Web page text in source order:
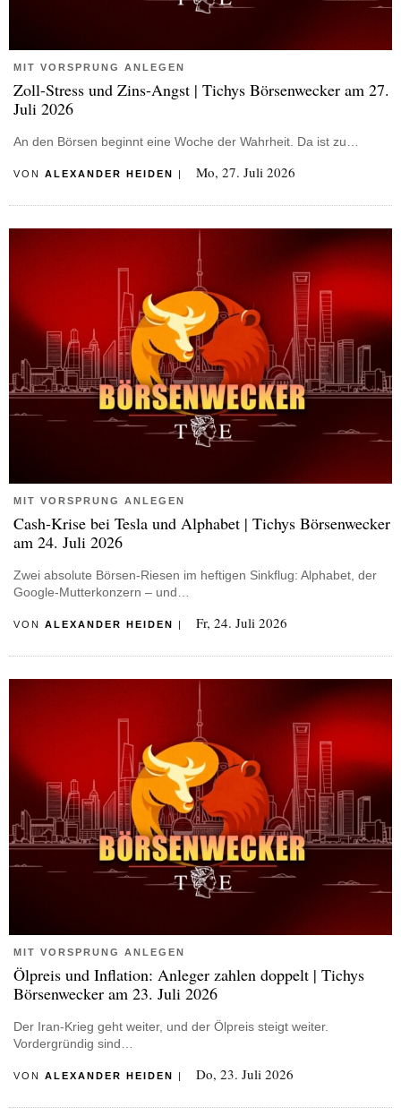
MIT VORSPRUNG ANLEGEN
Zoll-Stress und Zins-Angst | Tichys Börsenwecker am 27.
Juli 2026
An den Börsen beginnt eine Woche der Wahrheit. Da ist zu…
VON ALEXANDER HEIDEN Mo, 27. Juli 2026
MIT VORSPRUNG ANLEGEN
Cash-Krise bei Tesla und Alphabet | Tichys Börsenwecker
am 24. Juli 2026
Zwei absolute Börsen-Riesen im heftigen Sinkflug: Alphabet, der
Google-Mutterkonzern – und…
VON ALEXANDER HEIDEN Fr, 24. Juli 2026
MIT VORSPRUNG ANLEGEN
Ölpreis und Inflation: Anleger zahlen doppelt | Tichys
Börsenwecker am 23. Juli 2026
Der Iran-Krieg geht weiter, und der Ölpreis steigt weiter.
Vordergründig sind…
VON ALEXANDER HEIDEN | Do, 23. Juli 2026